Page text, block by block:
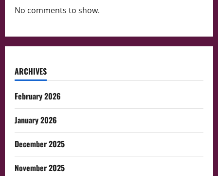
No comments to show.
ARCHIVES
February 2026
January 2026
December 2025
November 2025